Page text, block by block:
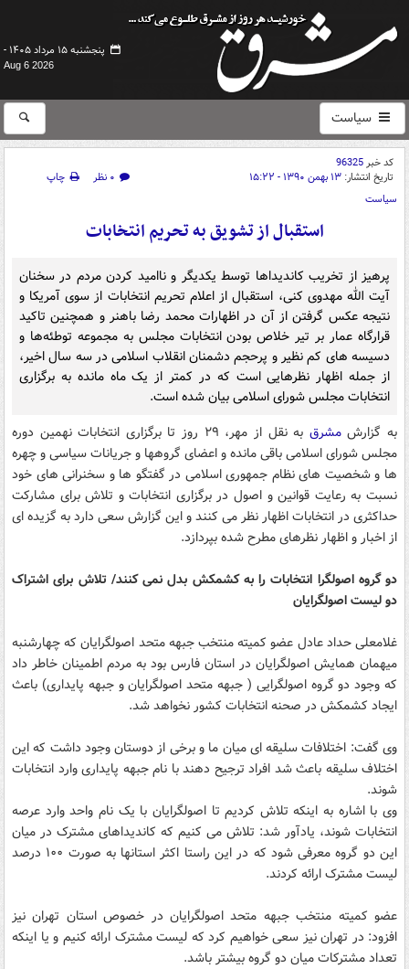
پنجشنبه ۱۵ مرداد ۱۴۰۵ -
Aug 6 2026
سیاست
کد خبر96325
تاریخ انتشار: ۱۳ بهمن ۱۳۹۰ - ۱۵:۲۲ ۰ نظر
چاپ
سیاست
استقبال از تشویق به تحریم انتخابات
پرهیز از تخریب کاندیداها توسط یکدیگر و ناامید کردن مردم در سخنان
آیت الله مهدوی کنی، استقبال از اعلام تحریم انتخابات از سوی آمریکا و
نتیجه عکس گرفتن از آن در اظهارات محمد رضا باهنر و همچنین تاکید
قرارگاه عمار بر تیر خلاص بودن انتخابات مجلس به مجموعه توطئه‌ها و
دسیسه ‌های کم‌ نظیر و پرحجم دشمنان انقلاب اسلامی در سه ‌سال اخیر،
از جمله اظهار نظرهایی است که در کمتر از یک ماه مانده به برگزاری
انتخابات مجلس شورای اسلامی بیان شده است.
به گزارشمشرق
به نقل از مهر، ۲۹ روز تا برگزاری انتخابات نهمین دوره
مجلس شورای اسلامی باقی مانده و اعضای گروهها و جریانات سیاسی و چهره
ها و شخصیت های نظام جمهوری اسلامی در گفتگو ها و سخنرانی های خود
نسبت به رعایت قوانین و اصول در برگزاری انتخابات و تلاش برای مشارکت
حداکثری در انتخابات اظهار نظر می کنند و این گزارش سعی دارد به گزیده ای
از اخبار و اظهار نظرهای مطرح شده بپردازد.
دو گروه اصولگرا انتخابات را به کشمکش بدل نمی کنند/ تلاش برای اشتراک
دو لیست اصولگرایان
غلامعلی حداد عادل عضو کمیته منتخب جبهه متحد اصولگرایان که چهارشنبه
میهمان همایش اصولگرایان در استان فارس بود به مردم اطمینان خاطر داد
که وجود دو گروه اصولگرایی ( جبهه متحد اصولگرایان و جبهه پایداری) باعث
ایجاد کشمکش در صحنه انتخابات کشور نخواهد شد.
وی گفت: اختلافات سلیقه ای میان ما و برخی از دوستان وجود داشت که این
اختلاف سلیقه باعث شد افراد ترجیح دهند با نام جبهه پایداری وارد انتخابات
شوند.
وی با اشاره به اینکه تلاش کردیم تا اصولگرایان با یک نام واحد وارد عرصه
انتخابات شوند، یادآور شد: تلاش می کنیم که کاندیداهای مشترک در میان
این دو گروه معرفی شود که در این راستا اکثر استانها به صورت ۱۰۰ درصد
لیست مشترک ارائه کردند.
عضو کمیته منتخب جبهه متحد اصولگرایان در خصوص استان تهران نیز
افزود: در تهران نیز سعی خواهیم کرد که لیست مشترک ارائه کنیم و یا اینکه
تعداد مشترکات میان دو گروه بیشتر باشد.